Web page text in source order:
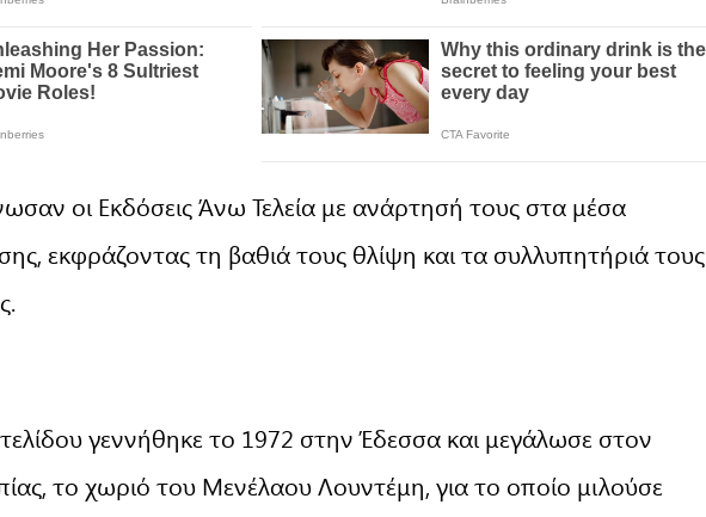
οι Εκδόσεις Άνω Τελεία με ανάρτησή τους στα μέσα
εκφράζοντας τη βαθιά τους θλίψη και τα συλλυπητήριά τους
γεννήθηκε το 1972 στην Έδεσσα και μεγάλωσε στον
το χωριό του Μενέλαου Λουντέμη, για το οποίο μιλούσε